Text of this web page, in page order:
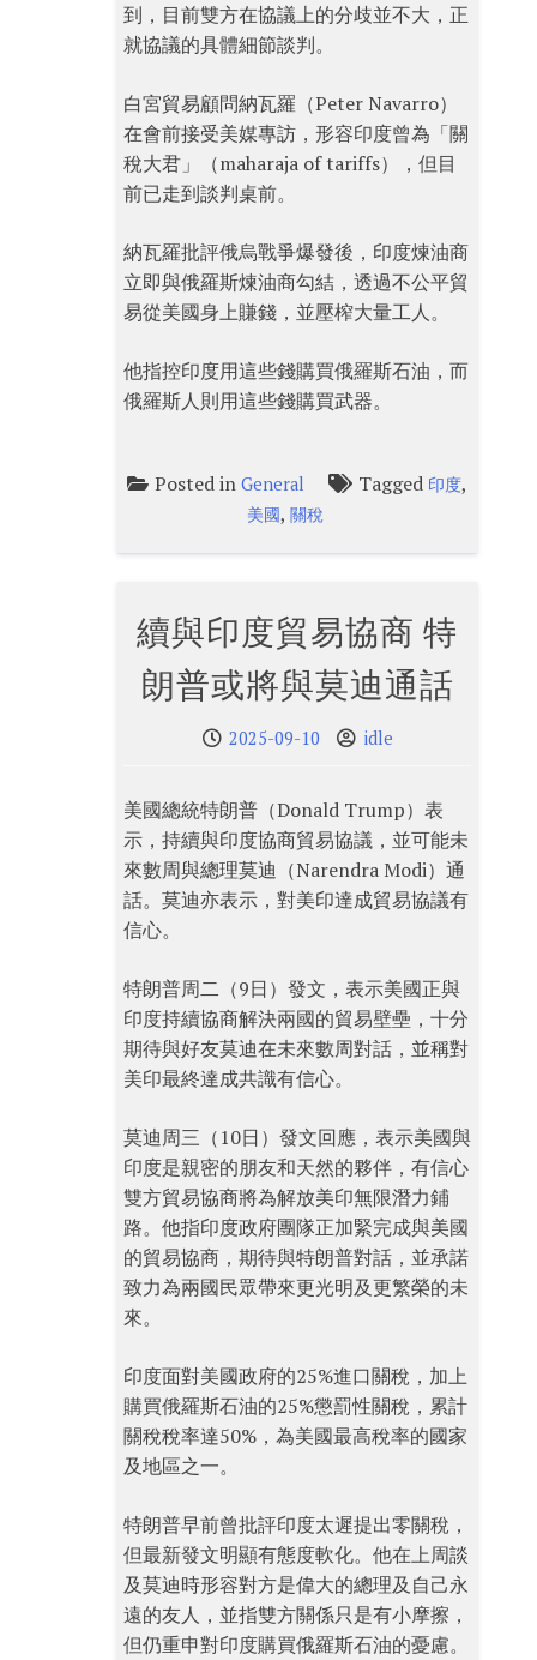
到，目前雙方在協議上的分歧並不大，正
就協議的具體細節談判。
白宮貿易顧問納瓦羅（Peter Navarro）
在會前接受美媒專訪，形容印度曾為「關
稅大君」（maharaja of tariffs），但目
前已走到談判桌前。
納瓦羅批評俄烏戰爭爆發後，印度煉油商
立即與俄羅斯煉油商勾結，透過不公平貿
易從美國身上賺錢，並壓榨大量工人。
他指控印度用這些錢購買俄羅斯石油，而
俄羅斯人則用這些錢購買武器。
Posted inGeneral Tagged 印度,
美國,關稅
續與印度貿易協商 特
朗普或將與莫迪通話
2025-09-10 idle
美國總統特朗普（Donald Trump）表
示，持續與印度協商貿易協議，並可能未
來數周與總理莫迪（Narendra Modi）通
話。莫迪亦表示，對美印達成貿易協議有
信心。
特朗普周二（9日）發文，表示美國正與
印度持續協商解決兩國的貿易壁壘，十分
期待與好友莫迪在未來數周對話，並稱對
美印最終達成共識有信心。
莫迪周三（10日）發文回應，表示美國與
印度是親密的朋友和天然的夥伴，有信心
雙方貿易協商將為解放美印無限潛力鋪
路。他指印度政府團隊正加緊完成與美國
的貿易協商，期待與特朗普對話，並承諾
致力為兩國民眾帶來更光明及更繁榮的未
來。
印度面對美國政府的25%進口關稅，加上
購買俄羅斯石油的25%懲罰性關稅，累計
關稅稅率達50%，為美國最高稅率的國家
及地區之一。
特朗普早前曾批評印度太遲提出零關稅，
但最新發文明顯有態度軟化。他在上周談
及莫迪時形容對方是偉大的總理及自己永
遠的友人，並指雙方關係只是有小摩擦，
但仍重申對印度購買俄羅斯石油的憂慮。